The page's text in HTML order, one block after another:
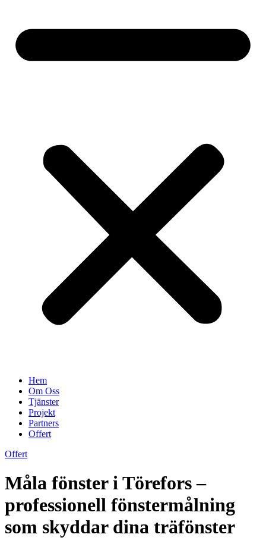
Hem
Om Oss
Tjänster
Projekt
Partners
Offert
Offert
Måla fönster i Törefors –
professionell fönstermålning
som skyddar dina träfönster